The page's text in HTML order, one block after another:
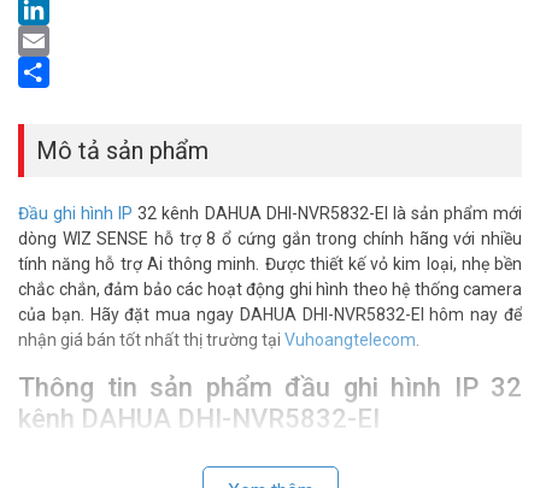
LinkedIn
Email
Mô tả sản phẩm
Đầu ghi hình IP 32 kênh DAHUA DHI-NVR5832-EI là sản phẩm mới
dòng WIZ SENSE hỗ trợ 8 ổ cứng gắn trong chính hãng với nhiều
tính năng hỗ trợ Ai thông minh. Được thiết kế vỏ kim loại, nhẹ bền
chắc chắn, đảm bảo các hoạt động ghi hình theo hệ thống camera
của bạn. Hãy đặt mua ngay DAHUA DHI-NVR5832-EI hôm nay để
nhận giá bán tốt nhất thị trường tại Vuhoangtelecom
Thông tin sản phẩm đầu ghi hình IP 32
kênh DAHUA DHI-NVR5832-EI
– Băng thông: 384 Mbps (AI disabled) hoặc 200 Mbps (AI enabled)